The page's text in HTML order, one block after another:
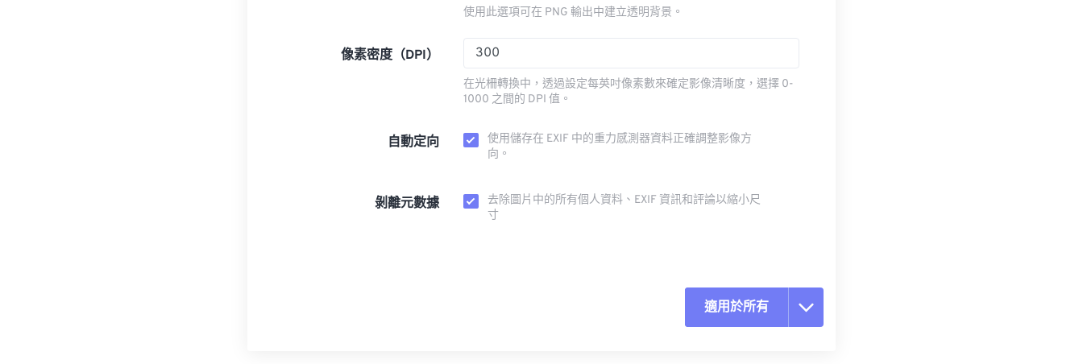
使用此選項可在 PNG 輸出中建立透明背景。
像素密度（DPI）
在光柵轉換中，透過設定每英吋像素數來確定影像清晰度，選擇 0-
1000 之間的 DPI 值。
自動定向
使用儲存在 EXIF 中的重力感測器資料正確調整影像方
向。
剝離元數據
去除圖片中的所有個人資料、EXIF 資訊和評論以縮小尺
寸
適用於所有